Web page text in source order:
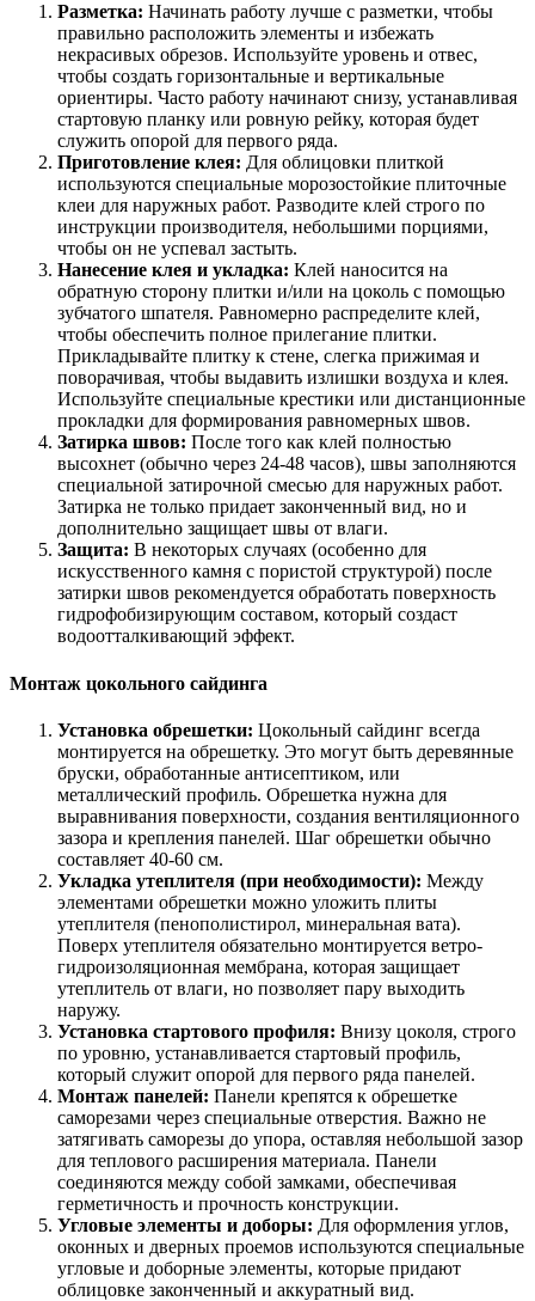
Разметка: Начинать работу лучше с разметки, чтобы
правильно расположить элементы и избежать
некрасивых обрезов. Используйте уровень и отвес,
чтобы создать горизонтальные и вертикальные
ориентиры. Часто работу начинают снизу, устанавливая
стартовую планку или ровную рейку, которая будет
служить опорой для первого ряда.
Приготовление клея: Для облицовки плиткой
используются специальные морозостойкие плиточные
клеи для наружных работ. Разводите клей строго по
инструкции производителя, небольшими порциями,
чтобы он не успевал застыть.
Нанесение клея и укладка: Клей наносится на
обратную сторону плитки и/или на цоколь с помощью
зубчатого шпателя. Равномерно распределите клей,
чтобы обеспечить полное прилегание плитки.
Прикладывайте плитку к стене, слегка прижимая и
поворачивая, чтобы выдавить излишки воздуха и клея.
Используйте специальные крестики или дистанционные
прокладки для формирования равномерных швов.
Затирка швов: После того как клей полностью
высохнет (обычно через 24-48 часов), швы заполняются
специальной затирочной смесью для наружных работ.
Затирка не только придает законченный вид, но и
дополнительно защищает швы от влаги.
Защита: В некоторых случаях (особенно для
искусственного камня с пористой структурой) после
затирки швов рекомендуется обработать поверхность
гидрофобизирующим составом, который создаст
водоотталкивающий эффект.
Монтаж цокольного сайдинга
Установка обрешетки: Цокольный сайдинг всегда
монтируется на обрешетку. Это могут быть деревянные
бруски, обработанные антисептиком, или
металлический профиль. Обрешетка нужна для
выравнивания поверхности, создания вентиляционного
зазора и крепления панелей. Шаг обрешетки обычно
составляет 40-60 см.
Укладка утеплителя (при необходимости): Между
элементами обрешетки можно уложить плиты
утеплителя (пенополистирол, минеральная вата).
Поверх утеплителя обязательно монтируется ветро-
гидроизоляционная мембрана, которая защищает
утеплитель от влаги, но позволяет пару выходить
наружу.
Установка стартового профиля: Внизу цоколя, строго
по уровню, устанавливается стартовый профиль,
который служит опорой для первого ряда панелей.
Монтаж панелей: Панели крепятся к обрешетке
саморезами через специальные отверстия. Важно не
затягивать саморезы до упора, оставляя небольшой зазор
для теплового расширения материала. Панели
соединяются между собой замками, обеспечивая
герметичность и прочность конструкции.
Угловые элементы и доборы: Для оформления углов,
оконных и дверных проемов используются специальные
угловые и доборные элементы, которые придают
облицовке законченный и аккуратный вид.